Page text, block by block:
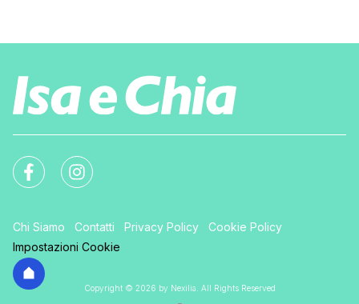
Chi Siamo Contatti Privacy Policy
Cookie Policy
Impostazioni Cookie
Copyright © 2026 by Nexilia. All Rights Reserved